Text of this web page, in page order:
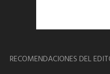
RECOMENDACIONES DEL